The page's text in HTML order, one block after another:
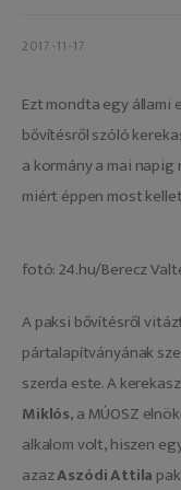
2017-11-17
Ezt mondta egy
bővítésről szóló
a kormány a mai
miért éppen most
fotó: 24.hu/Berecz
A paksi bővítésről
pártalapítványának
szerda este. A
Miklós, a MÚOSZ
alkalom volt, hiszen
azaz Aszódi Attila